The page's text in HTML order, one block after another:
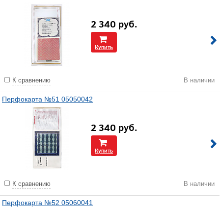
2 340 руб.
Купить
К сравнению В наличии
Перфокарта №51 05050042
2 340 руб.
Купить
К сравнению В наличии
Перфокарта №52 05060041